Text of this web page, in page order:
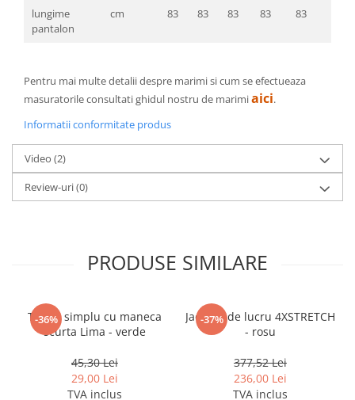
lungime
pantalon
cm 83 83 83 83 83
Pentru mai multe detalii despre marimi si cum se efectueaza
masuratorile consultati ghidul nostru de marimiaici.
Informatii conformitate produs
Video (2)
Review-uri(0)
PRODUSE SIMILARE
-36%
Tricou simplu cu maneca
scurta Lima - verde
45,30 Lei
29,00 Lei
TVA inclus
-37%
Jacheta de lucru 4XSTRETCH
- rosu
377,52 Lei
236,00 Lei
TVA inclus